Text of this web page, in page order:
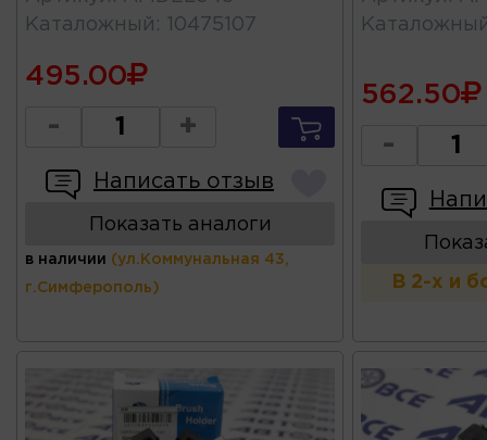
Каталожный : 10475107
495.00
- +
Написать отзыв
Показать аналоги
в наличии (ул.Коммунальная 43,
г.Симферополь)
562.50
-
В 2-х и